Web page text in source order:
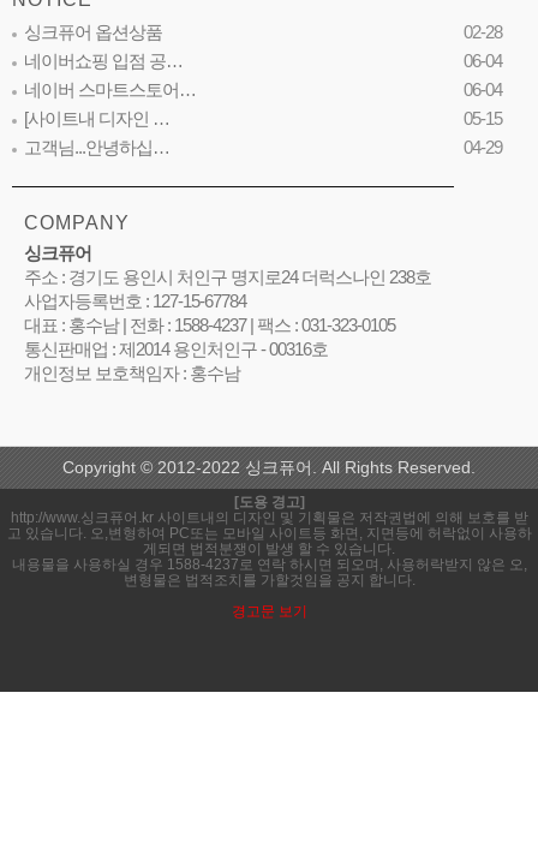
싱크퓨어 옵션상품
02-28
네이버쇼핑 입점 공…
06-04
네이버 스마트스토어…
06-04
[사이트내 디자인 …
05-15
고객님...안녕하십…
04-29
COMPANY
싱크퓨어
주소 : 경기도 용인시 처인구 명지로24 더럭스나인 238호
사업자등록번호 : 127-15-67784
대표 : 홍수남 | 전화 : 1588-4237 | 팩스 : 031-323-0105
통신판매업 : 제2014 용인처인구 - 00316호
개인정보 보호책임자 : 홍수남
Copyright © 2012-2022 싱크퓨어. All Rights Reserved.
[도용 경고]
http://www.싱크퓨어.kr 사이트내의 디자인 및 기획물은 저작권법에 의해 보호를 받
고 있습니다. 오,변형하여 PC또는 모바일 사이트등 화면, 지면등에 허락없이 사용하
게되면 법적분쟁이 발생 할 수 있습니다.
내용물을 사용하실 경우 1588-4237로 연락 하시면 되오며, 사용허락받지 않은 오,
변형물은 법적조치를 가할것임을 공지 합니다.
경고문 보기